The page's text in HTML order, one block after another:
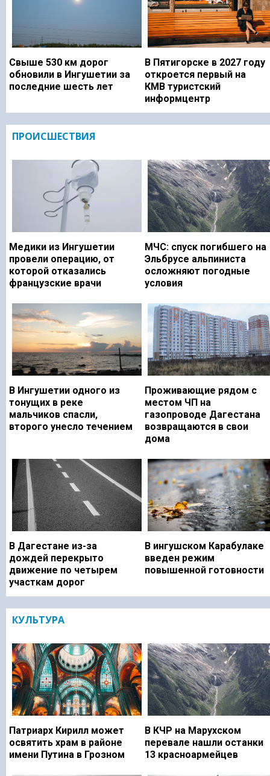
Свыше 530 км дорог
обновили в Ингушетии за
последние шесть лет
В Пятигорске в 2027 году
откроется первый на
КМВ туристский
информцентр
ПРОИСШЕСТВИЯ
Медики из Ингушетии
провели операцию, от
которой отказались
французские врачи
МЧС: спуск погибшего на
Эльбрусе альпиниста
осложняют погодные
условия
В Ингушетии одного из
тонущих в реке
мальчиков спасли,
второго унесло течением
Проживающие рядом с
местом ЧП на
газопроводе Дагестана
возвращаются в свои
дома
В Дагестане из-за
дождей перекрыто
движение по четырем
участкам дорог
В ингушском Карабулаке
введен режим
повышенной готовности
КУЛЬТУРА
Патриарх Кирилл может
освятить храм в районе
имени Путина в Грозном
В КЧР на Марухском
перевале нашли останки
13 красноармейцев